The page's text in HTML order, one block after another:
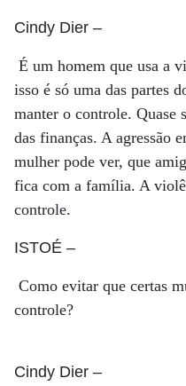
Cindy Dier –
É um homem que usa a
isso é só uma das partes
manter o controle. Quase
das finanças. A agressão
mulher pode ver, que
fica com a família. A
controle.
ISTOÉ –
Como evitar que certas
controle?
Cindy Dier –